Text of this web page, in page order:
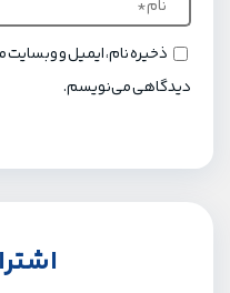
ذخیره نام، ایمیل و وبسایت
دیدگاهی می‌نویسم.